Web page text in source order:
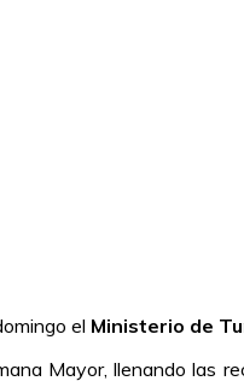
el Ministerio de
Mayor, llenando las